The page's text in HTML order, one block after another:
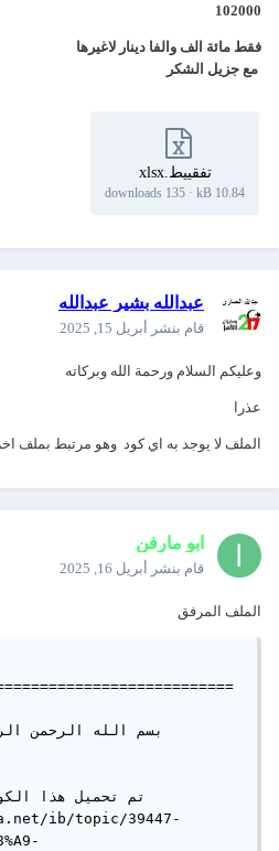
102000
فقط مائة الف والفا دينار لاغيرها
مع جزيل الشكر
تفقييط.xlsx
10.84 kB
·
135 downloads
عبدالله بشير عبدالله
قام بنشر أبريل 15, 2025
وعليكم السلام ورحمة الله وبركاته
عذرا
الملف لا يوجد به اي كود وهو مرتبط بملف
ابو مارفن
قام بنشر أبريل 16, 2025
الملف المرفق
ib/topic/39447-